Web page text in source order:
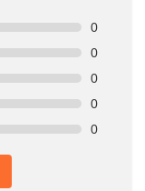
0
0
0
0
0